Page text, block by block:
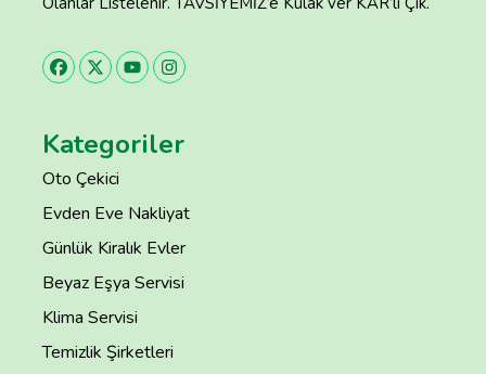
Kategoriler
Oto Çekici
Evden Eve Nakliyat
Günlük Kiralık Evler
Beyaz Eşya Servisi
Klima Servisi
Temizlik Şirketleri